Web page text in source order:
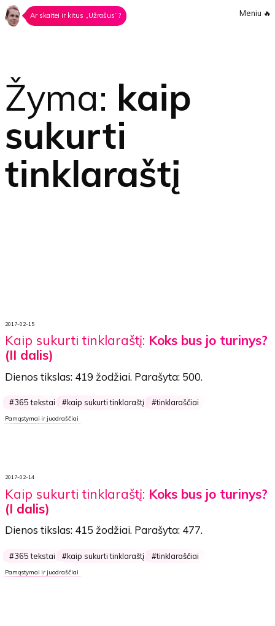
Ar skaitei ir kitus „Užrašus“? Meniu 🔥
Žyma: kaip
sukurti
tinklaraštį
2017-02-15
Kaip sukurti tinklaraštį: Koks bus jo turinys?
(II dalis)
Dienos tikslas: 419 žodžiai. Parašyta: 500.
365 tekstai kaip sukurti tinklaraštį tinklaraščiai
Pamąstymai ir juodraščiai
2017-02-14
Kaip sukurti tinklaraštį: Koks bus jo turinys?
(I dalis)
Dienos tikslas: 415 žodžiai. Parašyta: 477.
365 tekstai kaip sukurti tinklaraštį tinklaraščiai
Pamąstymai ir juodraščiai